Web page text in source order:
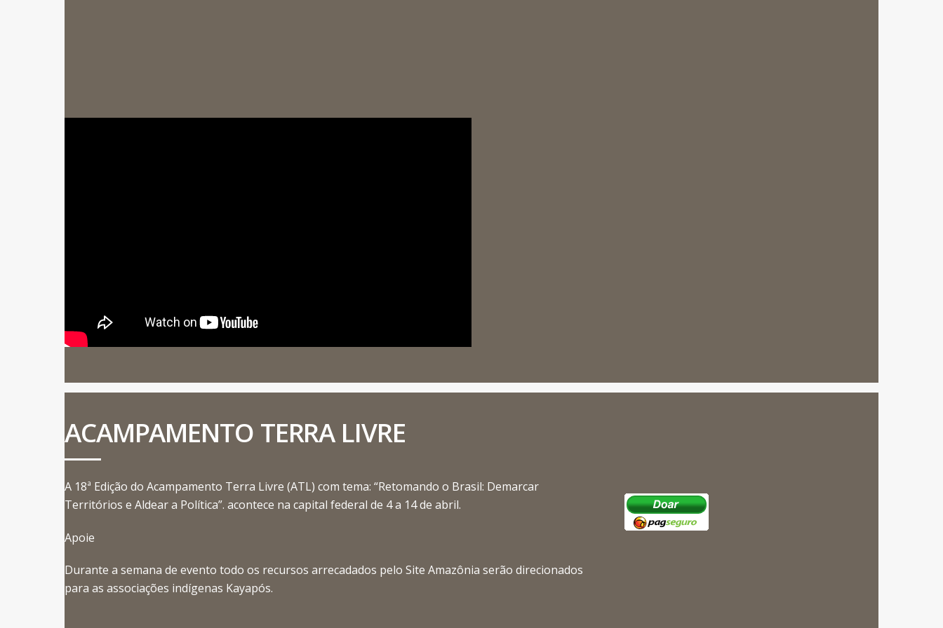
ACAMPAMENTO TERRA LIVRE
A 18ª Edição do Acampamento Terra Livre (ATL) com tema: “Retomando o Brasil: Demarcar
Territórios e Aldear a Política”. acontece na capital federal de 4 a 14 de abril.
Apoie
Durante a semana de evento todo os recursos arrecadados pelo Site Amazônia serão direcionados
para as associações indígenas Kayapós.